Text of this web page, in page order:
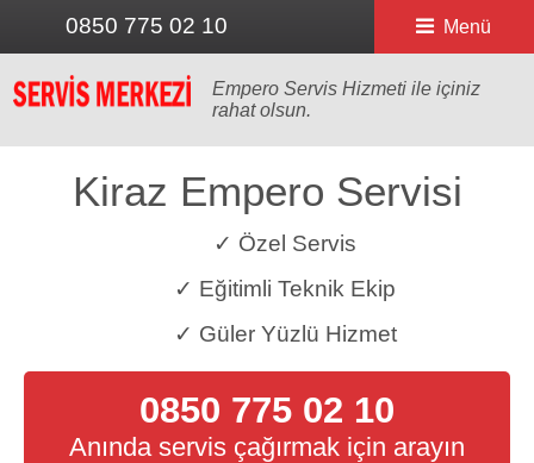
0850 775 02 10 Menü
Empero Servis Hizmeti ile içiniz
rahat olsun.
Kiraz Empero Servisi
✓ Özel Servis
✓ Eğitimli Teknik Ekip
✓ Güler Yüzlü Hizmet
0850 775 02 10
Anında servis çağırmak için arayın